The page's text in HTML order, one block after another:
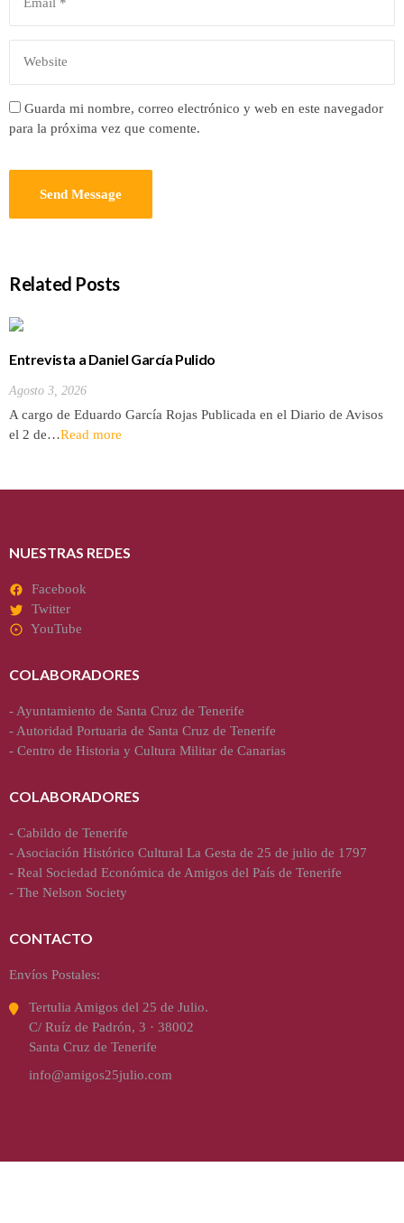
Guarda mi nombre, correo electrónico y web en este navegador
para la próxima vez que comente.
Related Posts
Entrevista a Daniel García Pulido
Agosto 3, 2026
A cargo de Eduardo García Rojas Publicada en el Diario de Avisos
el 2 de…Read more
NUESTRAS REDES
Facebook
Twitter
YouTube
COLABORADORES
- Ayuntamiento de Santa Cruz de Tenerife
- Autoridad Portuaria de Santa Cruz de Tenerife
- Centro de Historia y Cultura Militar de Canarias
COLABORADORES
- Cabildo de Tenerife
- Asociación Histórico Cultural La Gesta de 25 de julio de 1797
- Real Sociedad Económica de Amigos del País de Tenerife
- The Nelson Society
CONTACTO
Envíos Postales:
Tertulia Amigos del 25 de Julio.
C/ Ruíz de Padrón, 3 · 38002
Santa Cruz de Tenerife
info@amigos25julio.com